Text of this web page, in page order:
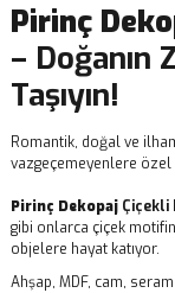
Pirinç
–
Taşıyın!
Romantik, doğal ve
vazgeçemeyenlere özel
Pirinç Dekopaj Çiçekli
gibi onlarca çiçek
objelere hayat katıyor.
Ahşap, MDF, cam,